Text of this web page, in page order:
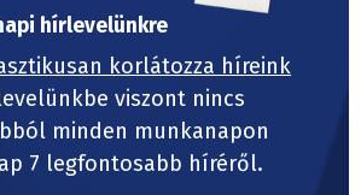
hírlevelünkre
korlátozza híreink
viszont nincs
minden munkanapon
7 legfontosabb híréről.